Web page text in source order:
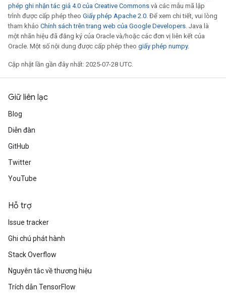
phép ghi nhận tác giả 4.0 của Creative Commons và các mẫu mã lập
trình được cấp phép theo Giấy phép Apache 2.0. Để xem chi tiết, vui lòng
tham khảo Chính sách trên trang web của Google Developers. Java là
một nhãn hiệu đã đăng ký của Oracle và/hoặc các đơn vị liên kết của
Oracle. Một số nội dung được cấp phép theo giấy phép numpy.
Cập nhật lần gần đây nhất: 2025-07-28 UTC.
Giữ liên lạc
Blog
Diễn đàn
GitHub
Twitter
YouTube
Hỗ trợ
Issue tracker
Ghi chú phát hành
Stack Overflow
Nguyên tắc về thương hiệu
Trích dẫn TensorFlow